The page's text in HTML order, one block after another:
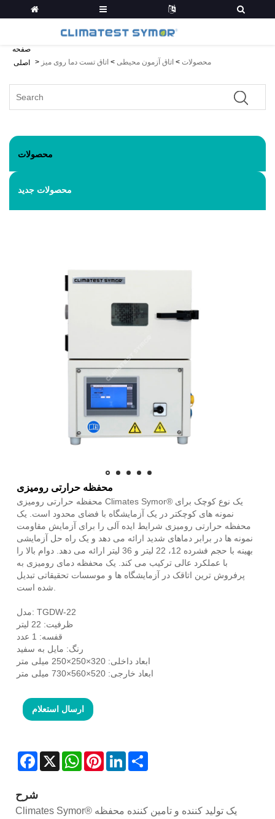
صفحه
اصلی
> محصولات > اتاق آزمون محیطی > اتاق تست دما روی میز
محصولات
محصولات جدید
محفظه حرارتی رومیزی
محفظه حرارتی رومیزی Climates Symor® یک نوع کوچک برای
نمونه های کوچکتر در یک آزمایشگاه با فضای محدود است. یک
محفظه حرارتی رومیزی شرایط ایده آلی را برای آزمایش مقاومت
نمونه ها در برابر دماهای شدید ارائه می دهد و یک راه حل آزمایشی
بهینه با حجم فشرده 12، 22 لیتر و 36 لیتر ارائه می دهد. دوام بالا را
با عملکرد عالی ترکیب می کند. یک محفظه دمای رومیزی به
پرفروش ترین اتاقک در آزمایشگاه ها و موسسات تحقیقاتی تبدیل
مدل: TGDW-22
ظرفیت: 22 لیتر
قفسه: 1 عدد
رنگ: مایل به سفید
ابعاد داخلی: 320×250×250 میلی متر
ابعاد خارجی: 520×560×730 میلی متر
ارسال استعلام
Facebook
X WhatsAppPinterestLinkedIn
شرح
Climates Symor® یک تولید کننده و تامین کننده محفظه